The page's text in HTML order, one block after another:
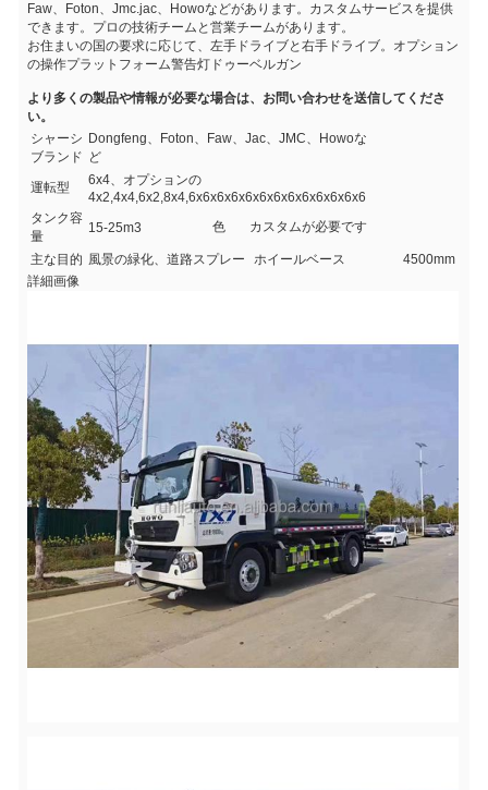
Faw、Foton、Jmc.jac、Howoなどがあります。カスタムサービスを提供
できます。プロの技術チームと営業チームがあります。
お住まいの国の要求に応じて、左手ドライブと右手ドライブ。オプション
の操作プラットフォーム警告灯ドゥーベルガン
より多くの製品や情報が必要な場合は、お問い合わせを送信してくださ
い。
シャーシ
ブランド
Dongfeng、Foton、Faw、Jac、JMC、Howoな
ど
運転型
6x4、オプションの
4x2,4x4,6x2,8x4,6x6x6x6x6x6x6x6x6x6x6x6x6
タンク容
量
15-25m3 色 カスタムが必要です
主な目的 風景の緑化、道路スプレー ホイールベース
4500mm
詳細画像